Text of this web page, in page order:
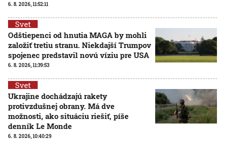
6. 8. 2026, 11:52:11
Svet
Odštiepenci od hnutia MAGA by mohli
založiť tretiu stranu. Niekdajší Trumpov
spojenec predstavil novú víziu pre USA
6. 8. 2026, 11:39:53
Svet
Ukrajine dochádzajú rakety
protivzdušnej obrany. Má dve
možnosti, ako situáciu riešiť, píše
denník Le Monde
6. 8. 2026, 10:40:29